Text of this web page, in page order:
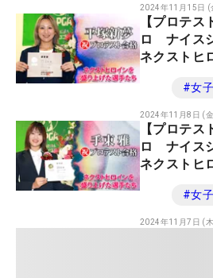
2024年11月15日 (
【プロテ
ロ ナイス
ネクストヒ
#女
2024年11月8日 (
【プロテ
ロ ナイス
ネクストヒ
#女
2024年11月7日 (